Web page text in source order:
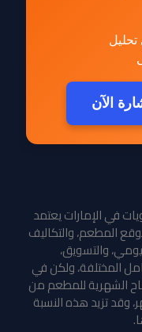
الآن
في الإماراتيعتمد
المطعم، والتكاليف
والتسويق،
المختلفة، ولكن في
الشهرية للمطعم من
الشهر، وقد تزيد هذه النسبة